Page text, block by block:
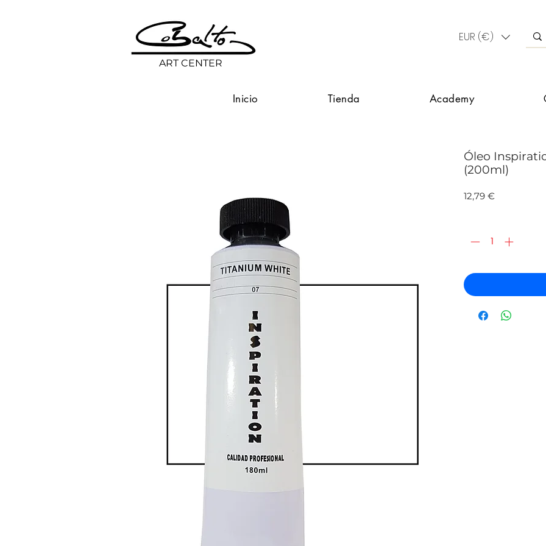
EUR (€)
ART CENTER
Inicio Tienda Academy
Óleo
(200ml)
12,79 €Precio